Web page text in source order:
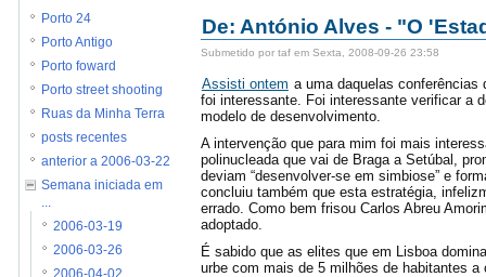
De: António Alves - "O
Submetido por taf em Sexta, 2008-09-26 23:58
Assisti ontem a uma daquelas conferências
foi interessante. Foi interessante verificar a
modelo de desenvolvimento.
A intervenção que para mim foi mais
polinucleada que vai de Braga a Setúbal,
deviam “desenvolver-se em simbiose” e
concluiu também que esta estratégia,
errado. Como bem frisou Carlos Abreu
adoptado.
É sabido que as elites que em Lisboa
urbe com mais de 5 milhões de habitantes
Porto 24
Porto Antigo
Porto foward
Porto street shooting
Ruas da Minha Terra
posts recentes
anterior a 2006-03-22
Semana iniciada em
...
2006-03-19
2006-03-26
2006-04-02